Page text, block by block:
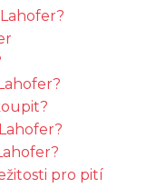
pro pití